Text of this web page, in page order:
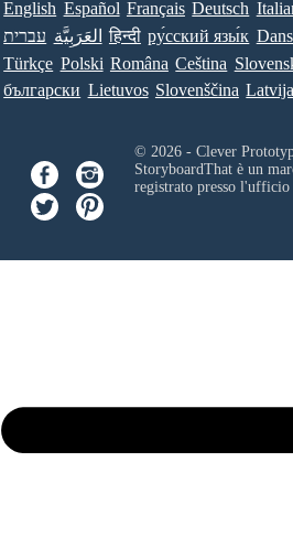
English Español Français Deutsch
עברית العَرَبِيَّة हिन्दी ру́сский язы́к
Türkçe Polski Româna Ceština
български Lietuvos Slovenščina
© 2026 - Clever
StoryboardThat è un
registrato presso